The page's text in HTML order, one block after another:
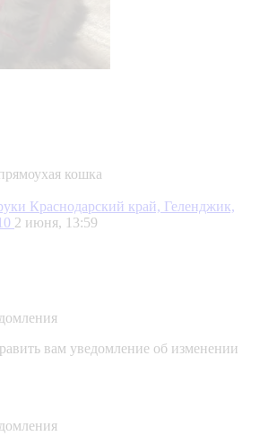
кошка
Краснодарский край, Геленджик,
2 июня, 13:59
вам уведомление об изменении